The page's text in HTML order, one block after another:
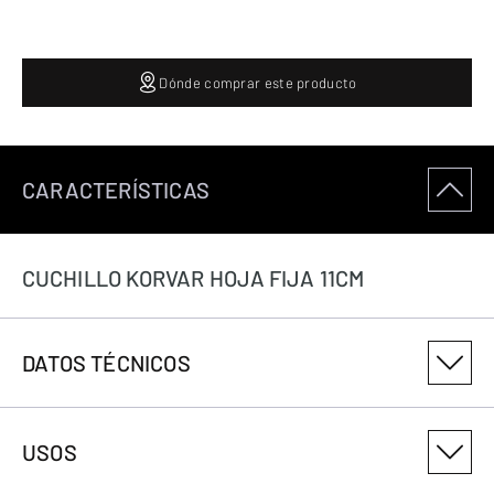
Dónde comprar este producto
CARACTERÍSTICAS
CUCHILLO KORVAR HOJA FIJA 11CM
DATOS TÉCNICOS
3222506
USOS